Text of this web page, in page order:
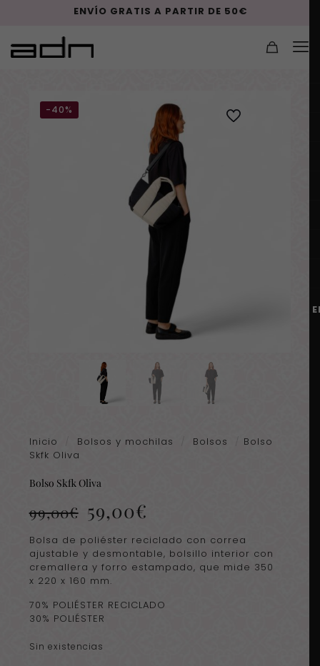
ENVÍO GRATIS A PARTIR DE 50€
-40%
Inicio Bolsos y mochilas Bolsos
Bolso
Skfk Oliva
Bolso Skfk Oliva
99,00€ El
precio
original
era:
99,00€.
59,00€
actual
es:
59,00€.
Bolsa de poliéster reciclado con correa
ajustable y desmontable, bolsillo interior con
cremallera y forro estampado, que mide 350
x 220 x 160 mm.
70% POLIÉSTER RECICLADO
30% POLIÉSTER
Sin existencias